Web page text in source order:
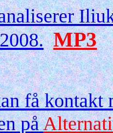
MP3
få kontakt
på